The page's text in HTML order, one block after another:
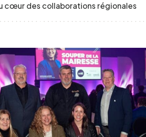
cœur des collaborations régionales